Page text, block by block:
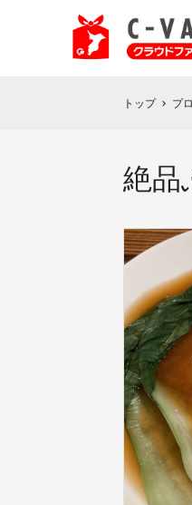
トップ chevron_right プ
絶